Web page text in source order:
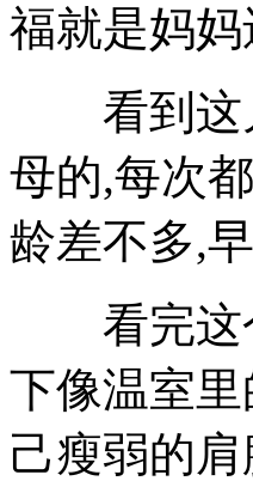
福就是妈
看到这儿
母的,每次
龄差不多,
看完这个
下像温室
己瘦弱的